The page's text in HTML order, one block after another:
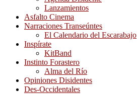
Lanzamientos
Asfalto Cinema
Narraciones Transeúntes
El Calendario del Escarabajo
Inspírate
KitBand
Instinto Forastero
Alma del Río
Opiniones Disidentes
Des-Occidentales